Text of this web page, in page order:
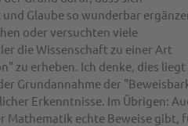
Glaube so wunderbar
oder versuchten viele
die Wissenschaft zu einer Art
zu erheben. Ich denke, dies liegt
Grundannahme der
Erkenntnisse. Im Übrigen:
Mathematik echte Beweise gibt,